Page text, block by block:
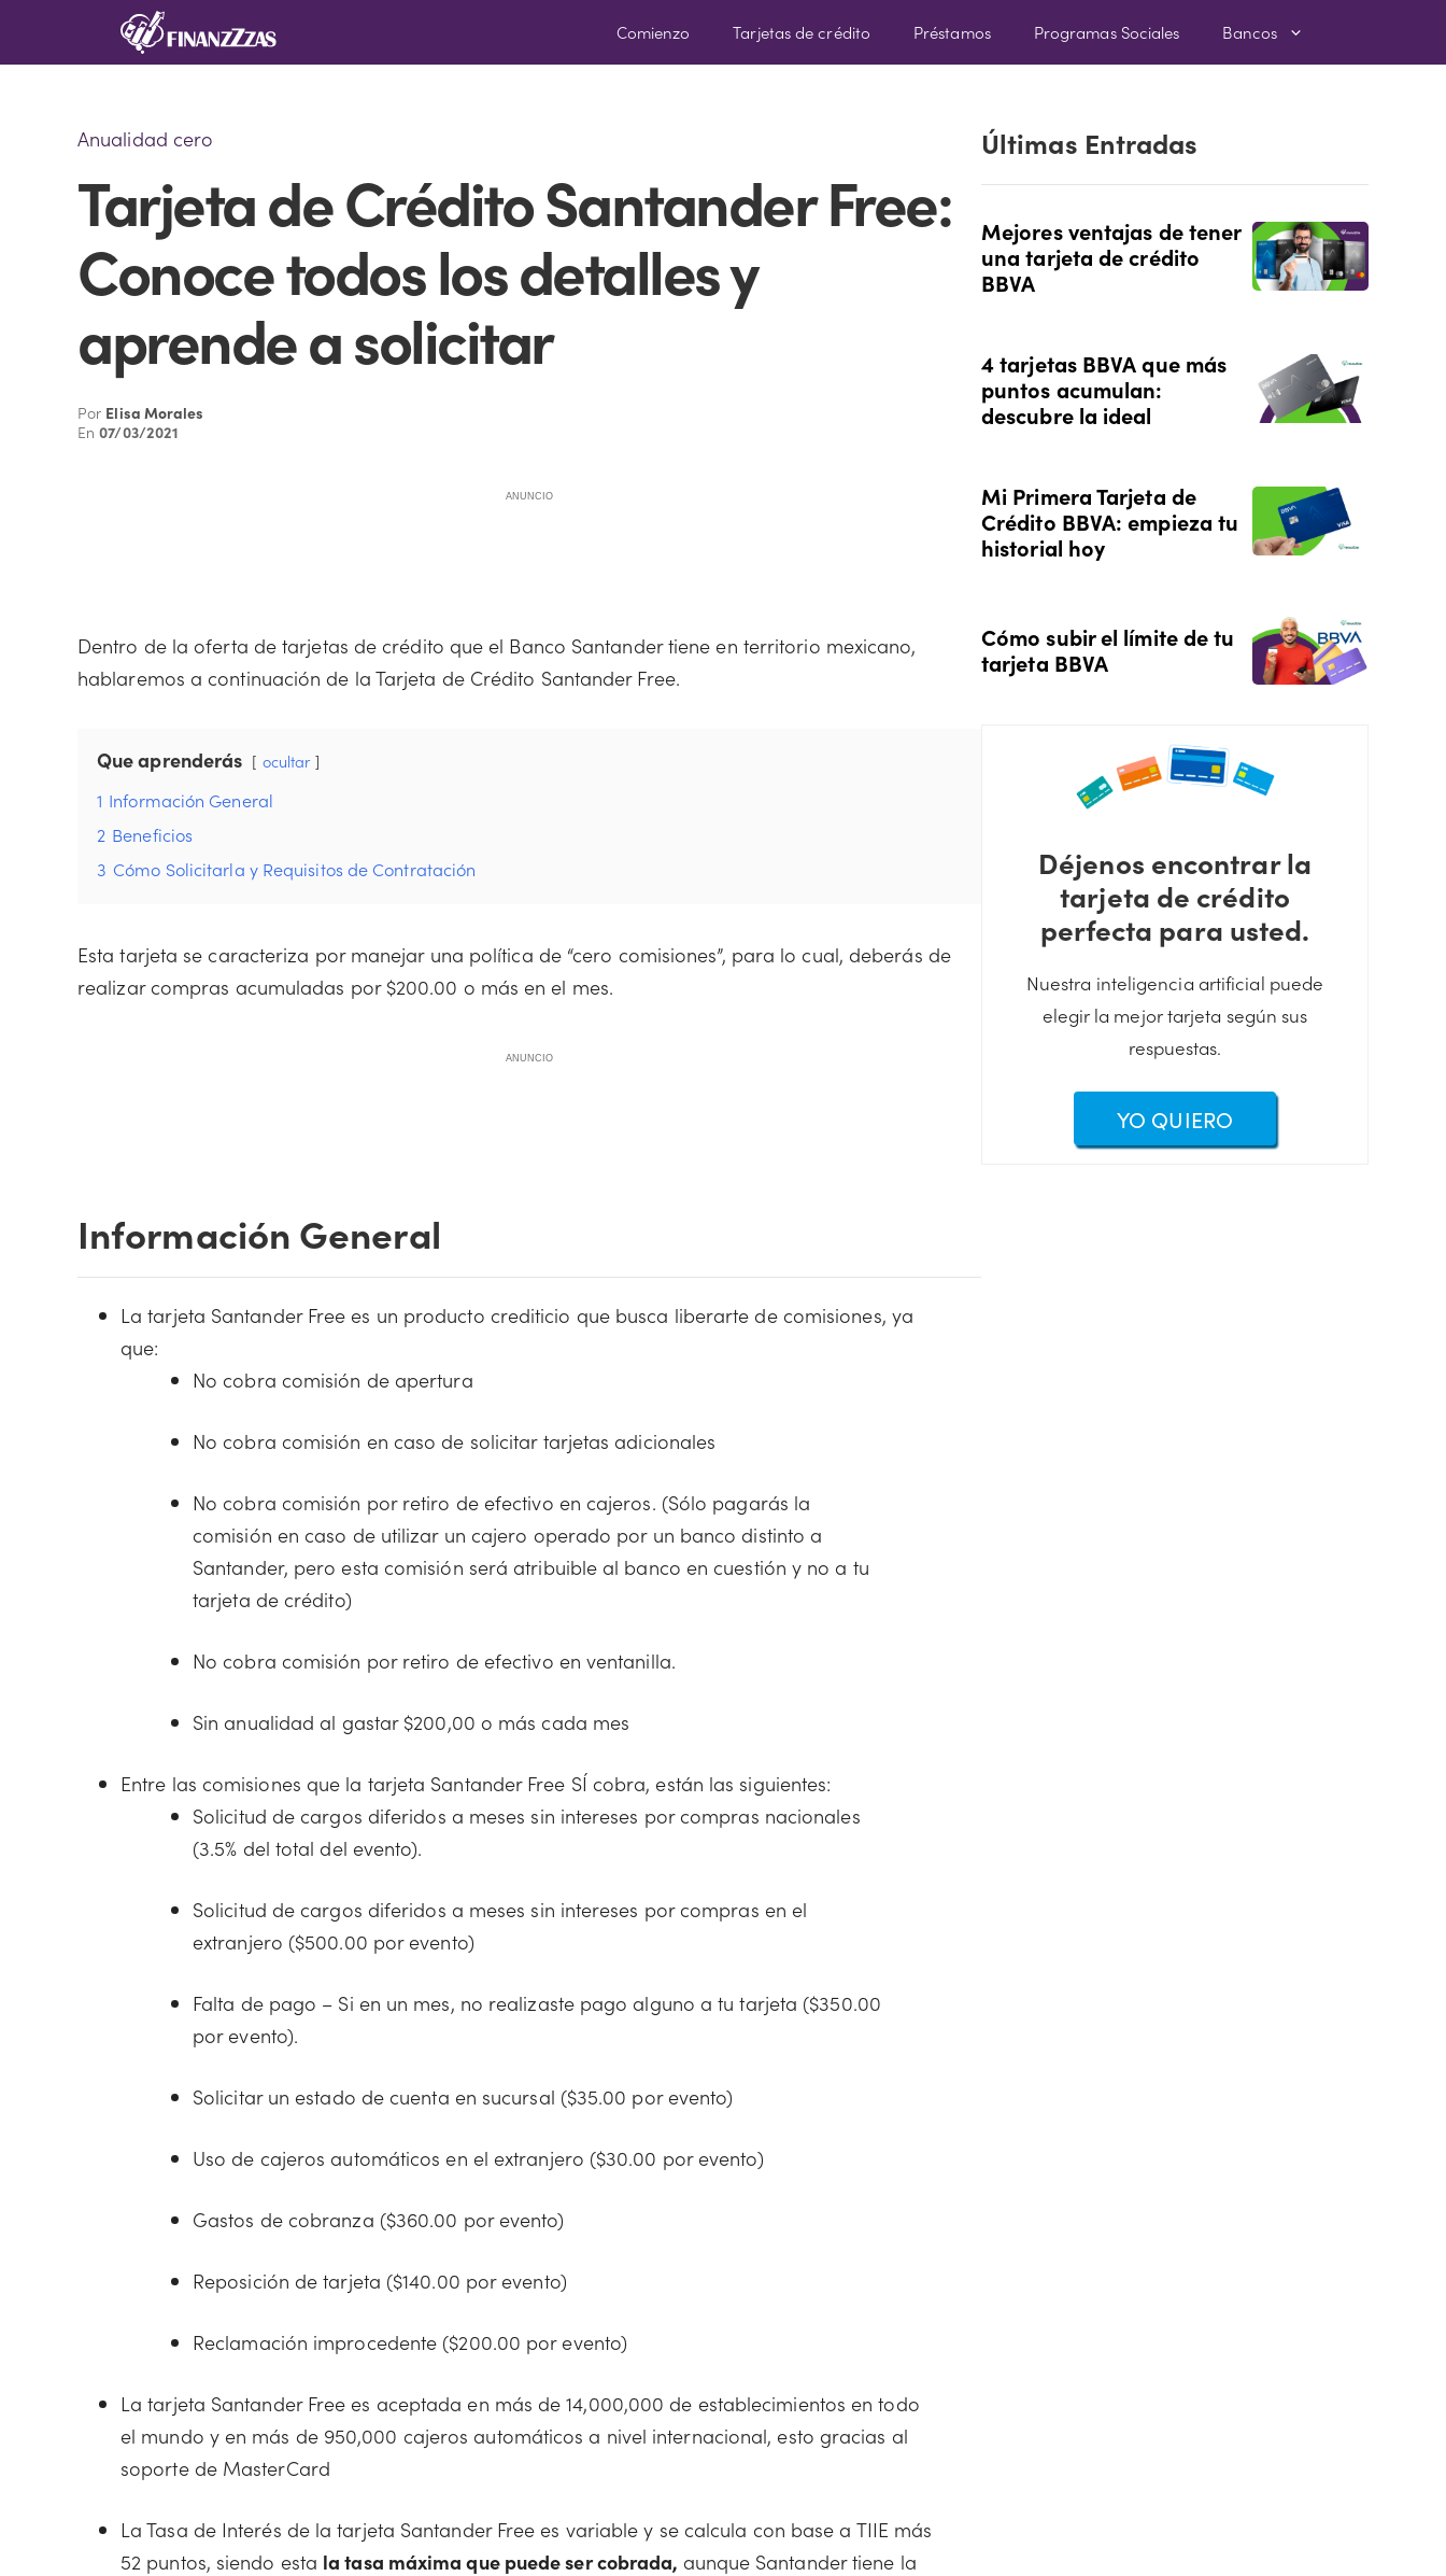
Comienzo Tarjetas de crédito Préstamos Programas Sociales Bancos
Anualidad cero
Tarjeta de Crédito Santander Free:
Conoce todos los detalles y
aprende a solicitar
Por Elisa Morales
En07/03/2021
ANUNCIO
Dentro de la oferta de tarjetas de crédito que el Banco Santander tiene en territorio mexicano,
hablaremos a continuación de la Tarjeta de Crédito Santander Free.
Que aprenderás ocultar
1 Información General
2 Beneficios
3 Cómo Solicitarla y Requisitos de Contratación
Esta tarjeta se caracteriza por manejar una política de “cero comisiones”, para lo cual, deberás de
realizar compras acumuladas por $200.00 o más en el mes.
ANUNCIO
Información General
La tarjeta Santander Free es un producto crediticio que busca liberarte de comisiones, ya
que:
No cobra comisión de apertura
No cobra comisión en caso de solicitar tarjetas adicionales
No cobra comisión por retiro de efectivo en cajeros. (Sólo pagarás la
comisión en caso de utilizar un cajero operado por un banco distinto a
Santander, pero esta comisión será atribuible al banco en cuestión y no a tu
tarjeta de crédito)
No cobra comisión por retiro de efectivo en ventanilla.
Sin anualidad al gastar $200,00 o más cada mes
Entre las comisiones que la tarjeta Santander Free SÍ cobra, están las siguientes:
Solicitud de cargos diferidos a meses sin intereses por compras nacionales
(3.5% del total del evento).
Solicitud de cargos diferidos a meses sin intereses por compras en el
extranjero ($500.00 por evento)
Falta de pago – Si en un mes, no realizaste pago alguno a tu tarjeta ($350.00
por evento).
Solicitar un estado de cuenta en sucursal ($35.00 por evento)
Uso de cajeros automáticos en el extranjero ($30.00 por evento)
Gastos de cobranza ($360.00 por evento)
Reposición de tarjeta ($140.00 por evento)
Reclamación improcedente ($200.00 por evento)
La tarjeta Santander Free es aceptada en más de 14,000,000 de establecimientos en todo
el mundo y en más de 950,000 cajeros automáticos a nivel internacional, esto gracias al
soporte de MasterCard
La Tasa de Interés de la tarjeta Santander Free es variable y se calcula con base a TIIE más
52 puntos, siendo esta la tasa máxima que puede ser cobrada, aunque Santander tiene la
Últimas Entradas
Mejores ventajas de tener
una tarjeta de crédito
BBVA
4 tarjetas BBVA que más
puntos acumulan:
descubre la ideal
Mi Primera Tarjeta de
Crédito BBVA: empieza tu
historial hoy
Cómo subir el límite de tu
tarjeta BBVA
Déjenos encontrar la
tarjeta de crédito
perfecta para usted.
Nuestra inteligencia artificial puede
elegir la mejor tarjeta según sus
respuestas.
YO QUIERO